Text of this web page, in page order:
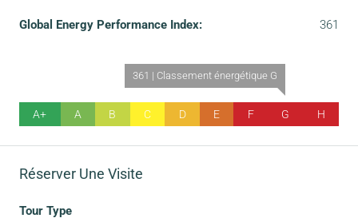
Global Energy Performance Index: 361
A+ A B C D E F
361 | Classement énergétique G
G H
Réserver Une Visite
Tour Type